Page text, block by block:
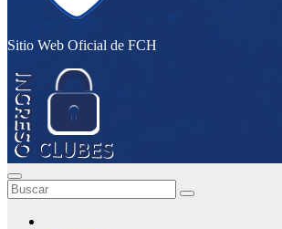
Sitio Web Oficial de FCH